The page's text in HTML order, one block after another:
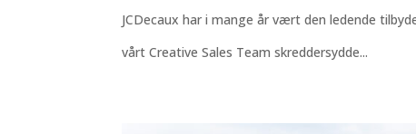
JCDecaux har i mange år vært den ledende
vårt Creative Sales Team skreddersydde...